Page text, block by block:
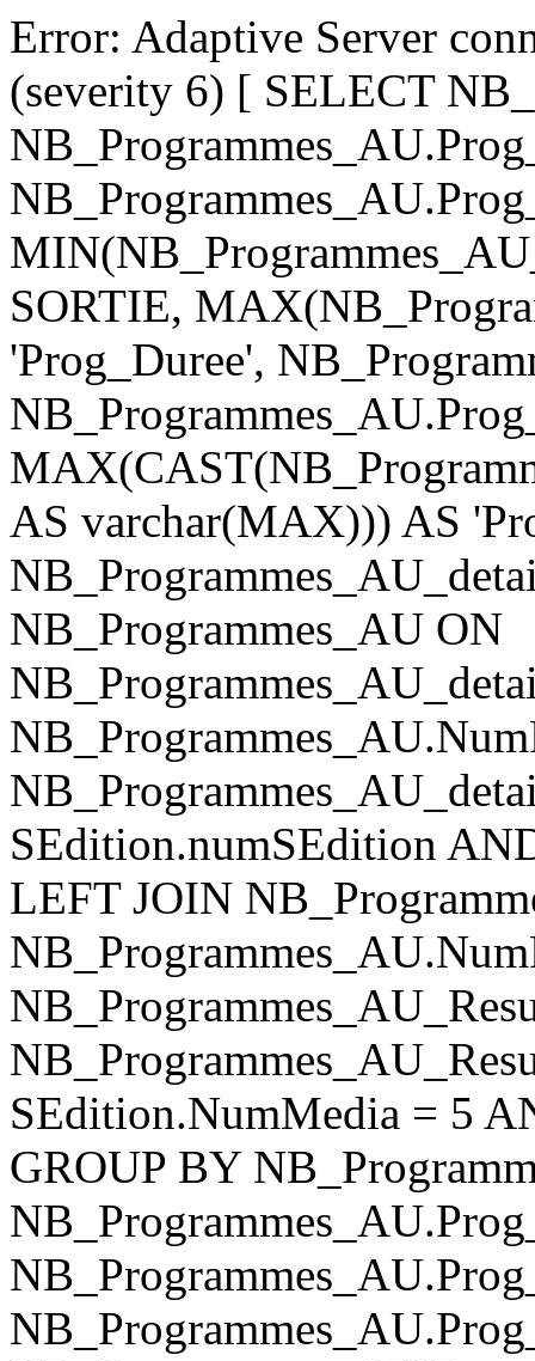
Error: Adaptive Server
(severity 6) [ SELECT
SORTIE,
'Prog_Duree',
AS varchar(MAX))) AS
NB_Programmes_AU ON
SEdition.numSEdition
LEFT JOIN
SEdition.NumMedia = 5
GROUP BY